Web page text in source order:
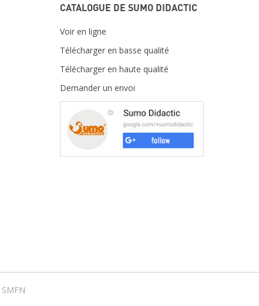
CATALOGUE DE SUMO DIDACTIC
Voir en ligne
Télécharger en basse qualité
Télécharger en haute qualité
Demander un envoi
SMFN